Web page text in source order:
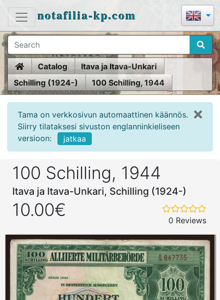
notafilia-kp.com
HomeCatalog
Itava ja Itava-Unkari
Schilling (1924-)
100 Schilling, 1944
Tama on verkkosivun automaattinen käännös.
Siirry tilataksesi sivuston englanninkieliseen
versioon:
jatkaa
100 Schilling, 1944
Itava ja Itava-Unkari, Schilling (1924-)
10.00€
0 Reviews